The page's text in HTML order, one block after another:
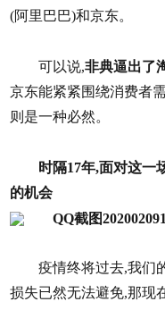
(阿里巴巴)和京东。
可以说,非典逼出了
京东能紧紧围绕消费者
则是一种必然。
时隔17年,面对这一
的机会
疫情终将过去,我们
损失已然无法避免,那现